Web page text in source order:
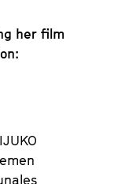
her film